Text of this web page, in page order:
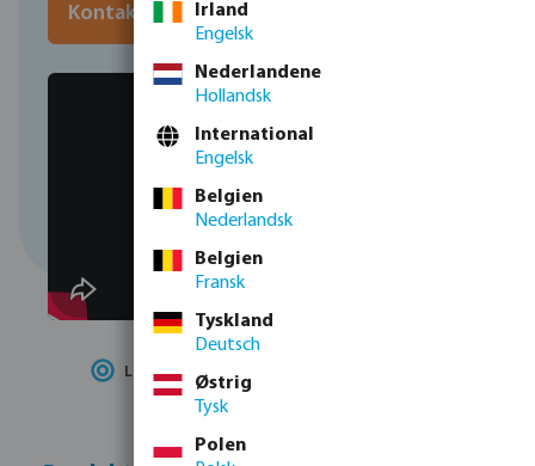
Kontakt os for rådgivning
Langtrækkende og stabil
Irland
Engelsk
Nederlandene
Hollandsk
International
Engelsk
Belgien
Nederlandsk
Belgien
Fransk
Tyskland
Deutsch
Østrig
Tysk
Polen